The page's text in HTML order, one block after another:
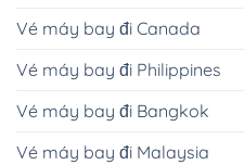
Vé máy bay đi Canada
Vé máy bay đi Philippines
Vé máy bay đi Bangkok
Vé máy bay đi Malaysia